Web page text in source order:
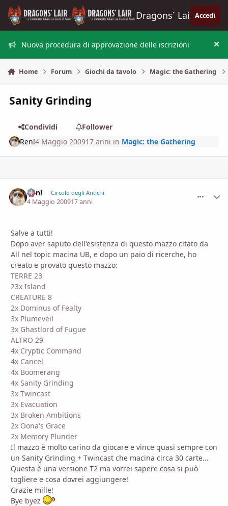
Vai al contenuto
Dragons´ Lair Accedi
Nuova procedura di approvazione delle iscrizioni
Home Forum Giochi da tavolo Magic: the Gathering
Sanity Grinding
Condividi
Follower
Ren!4 Maggio 200917 anni in Magic: the Gathering
Ren! Circolo degli Antichi
4 Maggio 200917 anni
Salve a tutti!
Dopo aver saputo dell'esistenza di questo mazzo citato da
All nel topic macina UB, e dopo un paio di ricerche, ho
creato e provato questo mazzo:
TERRE 23
23x Island
CREATURE 8
2x Dominus of Fealty
3x Plumeveil
3x Ghastlord of Fugue
ALTRO 29
4x Cryptic Command
4x Cancel
4x Boomerang
4x Sanity Grinding
3x Twincast
3x Evacuation
3x Broken Ambitions
2x Oona's Grace
2x Memory Plunder
Il mazzo è molto carino da giocare e vince quasi sempre con
un Sanity Grinding + Twincast che macina circa 30 carte...
Questa è una versione T2 ma vorrei sapere cosa si può
togliere e cosa dovrei aggiungere!
Grazie mille!
Bye byez